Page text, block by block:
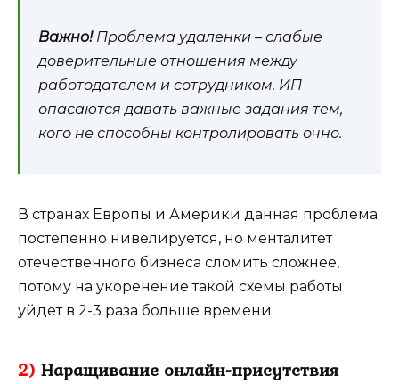
Важно!Проблема удаленки – слабые
доверительные отношения между
работодателем и сотрудником. ИП
опасаются давать важные задания тем,
кого не способны контролировать очно.
В странах Европы и Америки данная проблема
постепенно нивелируется, но менталитет
отечественного бизнеса сломить сложнее,
потому на укоренение такой схемы работы
уйдет в 2-3 раза больше времени.
2) Наращивание онлайн-присутствия